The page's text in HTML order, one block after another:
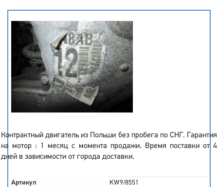
Контрактный двигатель из Польши без пробега по СНГ. Гарантия
на мотор : 1 месяц с момента продажи. Время поставки от 4
дней в зависимости от города доставки.
Артикул
KW9/8551